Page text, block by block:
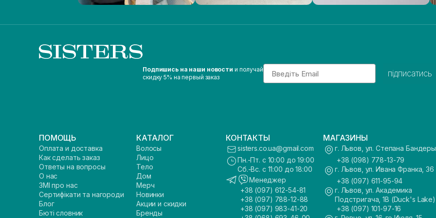
Подпишись на наши новости и получай
скидку 5% на первый заказ
Email
підписатись
ПОМОЩЬ
Оплата и доставка
Как сделать заказ
Ответы на вопросы
О нас
ЗМІ про нас
Сертифікати та нагороди
Блог
Бюті словник
КАТАЛОГ
Волосы
Лицо
Тело
Дом
Мерч
Новинки
Акции и скидки
Бренды
КОНТАКТЫ
sisters.co.ua@gmail.com
Пн.-Пт. с 10:00 до 19:00
Сб.-Вс. с 11:00 до 18:00
Менеджер
+38 (097) 612-54-81
+38 (097) 788-12-88
+38 (097) 983-41-20
МАГАЗИНЫ
г. Львов, ул. Степана
+38 (098) 778-13-79
г. Львов, ул. Ивана Франка, 36
+38 (097) 611-95-94
г. Львов, ул. Академика
Подстригача, 1В (Duck's Lake)
+38 (097) 101-97-16